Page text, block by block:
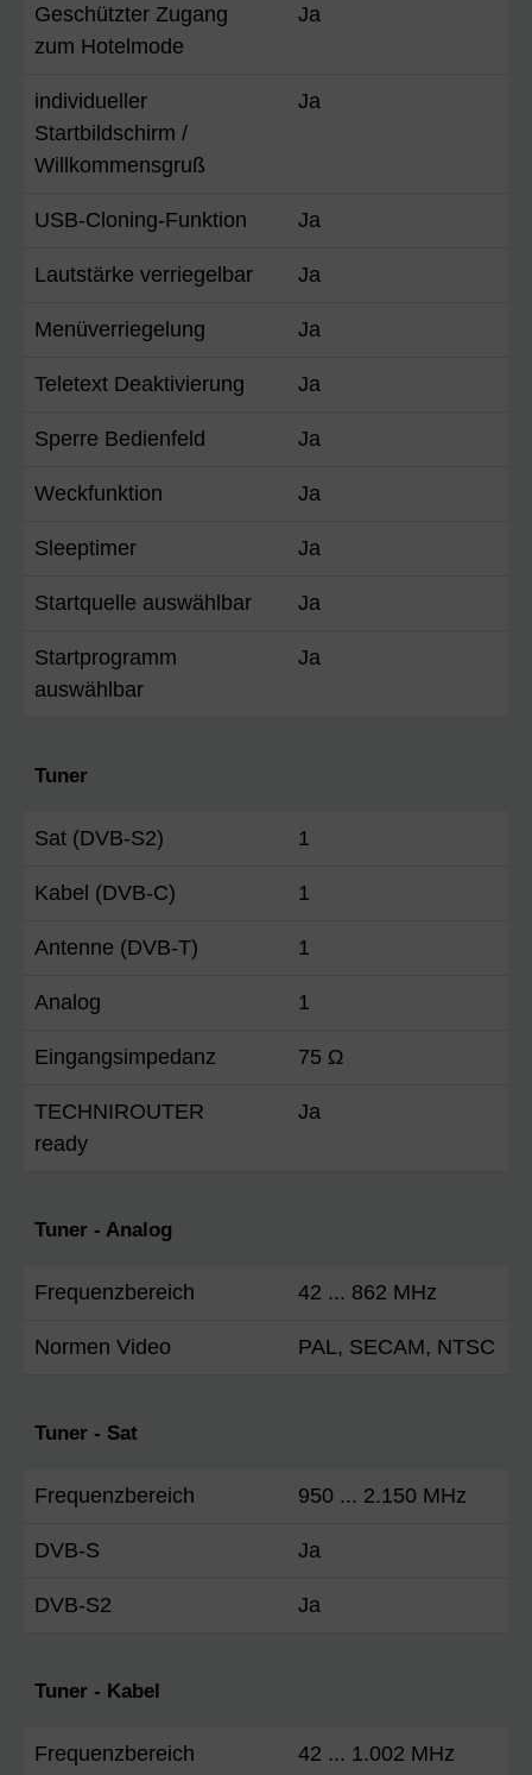
Geschützter Zugang
zum Hotelmode
Ja
individueller
Startbildschirm /
Willkommensgruß
Ja
USB-Cloning-Funktion Ja
Lautstärke verriegelbar Ja
Menüverriegelung Ja
Teletext Deaktivierung Ja
Sperre Bedienfeld Ja
Weckfunktion Ja
Sleeptimer Ja
Startquelle auswählbar Ja
Startprogramm
auswählbar
Ja
Tuner
Sat (DVB-S2) 1
Kabel (DVB-C) 1
Antenne (DVB-T) 1
Analog 1
Eingangsimpedanz 75 Ω
TECHNIROUTER
ready
Ja
Tuner - Analog
Frequenzbereich 42 ... 862 MHz
Normen Video PAL, SECAM, NTSC
Tuner - Sat
Frequenzbereich 950 ... 2.150 MHz
DVB-S Ja
DVB-S2 Ja
Tuner - Kabel
Frequenzbereich 42 ... 1.002 MHz